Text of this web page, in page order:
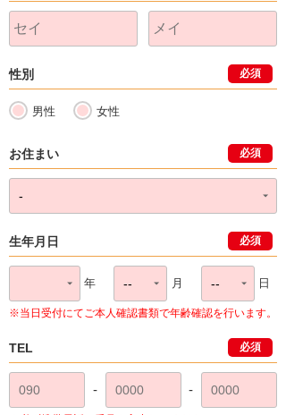
性別 必須
男性 女性
お住まい 必須
生年月日 必須
年 月 日
※当日受付にてご本人確認書類で年齢確認を行います。
TEL 必須
- -